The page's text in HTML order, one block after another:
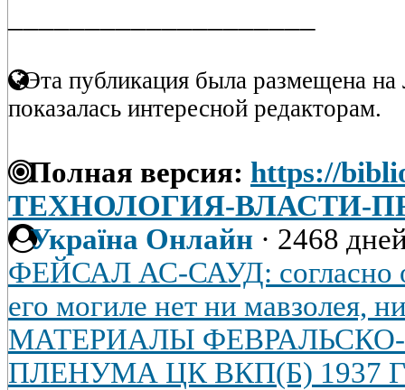
Эта публикация была размещена на
показалась интересной редакторам.
Полная версия: https://
ТЕХНОЛОГИЯ-ВЛАСТИ-
Україна Онлайн · 2468
ФЕЙСАЛ АС-САУД: согласно
его могиле нет ни мавзолея,
МАТЕРИАЛЫ
ПЛЕНУМА ЦК ВКП(Б) 1937